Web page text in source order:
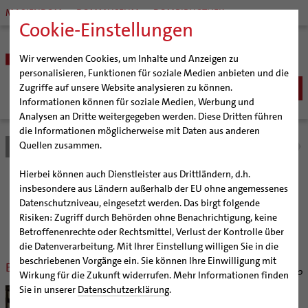
Cookie-Einstellungen
Wir verwenden Cookies, um Inhalte und Anzeigen zu
personalisieren, Funktionen für soziale Medien anbieten und die
Zugriffe auf unsere Website analysieren zu können.
Informationen können für soziale Medien, Werbung und
Analysen an Dritte weitergegeben werden. Diese Dritten führen
die Informationen möglicherweise mit Daten aus anderen
Quellen zusammen.
Hierbei können auch Dienstleister aus Drittländern, d.h.
insbesondere aus Ländern außerhalb der EU ohne angemessenes
Datenschutzniveau, eingesetzt werden. Das birgt folgende
Risiken: Zugriff durch Behörden ohne Benachrichtigung, keine
Betroffenenrechte oder Rechtsmittel, Verlust der Kontrolle über
die Datenverarbeitung. Mit Ihrer Einstellung willigen Sie in die
beschriebenen Vorgänge ein. Sie können Ihre Einwilligung mit
Wirkung für die Zukunft widerrufen. Mehr Informationen finden
Sie in unserer Datenschutzerklärung.
MARIENDOM DOMMUSEUM DOMBIBLIOTHEK
BISTUM
Bischöfe
Weihbischof Dr. Martin Marahrens
Bischof em. Norbert Trelle
Weihbischof em. Bongartz
Weihbischof em. Schwerdtfeger
Weihbischof em. Koitz
Bischof em. Dr. Wüstenberg
Generalvikariat
Gremien
Diözesangericht
Gemeindegremien
Pfarrgemeinden
Hildesheimer Dom
Virtueller Rundgang durch den Dom
Tausendjähriger Rosenstock
Die Hildesheimer Dommusik
Wallfahrten | Pilgern
Termine Wallfahrten und Pilgern
Jakobswege im Bistum Hildesheim
Veranstaltungen
Strategieprozess
Jugend
Bistum Hildesheim
Nachrichtenarchiv
der Bischöflichen Pressestelle Hildesheim (bph)
Beerdigung in St. Godehard 03/30/2010
Hildesheim (bph) Bischof em. Dr. Josef